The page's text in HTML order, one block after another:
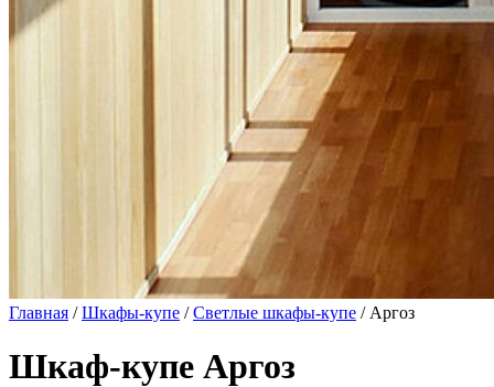
Главная /Шкафы-купе /Светлые шкафы-купе / Аргоз
Шкаф-купе Аргоз